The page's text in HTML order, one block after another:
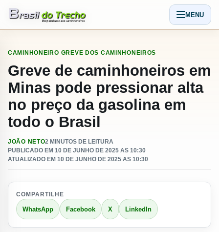
Abrir
MENU
CAMINHONEIRO GREVE DOS CAMINHONEIROS
Greve de caminhoneiros em
Minas pode pressionar alta
no preço da gasolina em
todo o Brasil
JOÃO NETO2 MINUTOS DE LEITURA
PUBLICADO EM 10 DE JUNHO DE 2025 AS 10:30
ATUALIZADO EM 10 DE JUNHO DE 2025 AS 10:30
COMPARTILHE
WhatsApp Facebook X LinkedIn